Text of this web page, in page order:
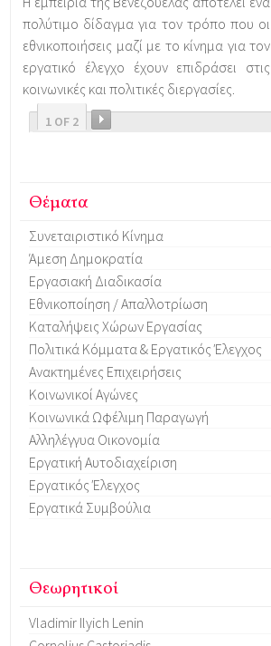
πολύτιμο δίδαγμα για τον τρόπο που οι
εθνικοποιήσεις μαζί με το κίνημα για τον
εργατικό έλεγχο έχουν επιδράσει στις
κοινωνικές και πολιτικές διεργασίες.
1 OF 2
Θέματα
Συνεταιριστικό Κίνημα
Άμεση Δημοκρατία
Εργασιακή Διαδικασία
Εθνικοποίηση / Απαλλοτρίωση
Καταλήψεις Χώρων Εργασίας
Πολιτικά Κόμματα & Εργατικός Έλεγχος
Ανακτημένες Επιχειρήσεις
Κοινωνικοί Αγώνες
Κοινωνικά Ωφέλιμη Παραγωγή
Αλληλέγγυα Οικονομία
Εργατική Αυτοδιαχείριση
Εργατικός Έλεγχος
Εργατικά Συμβούλια
Θεωρητικοί
Vladimir Ilyich Lenin